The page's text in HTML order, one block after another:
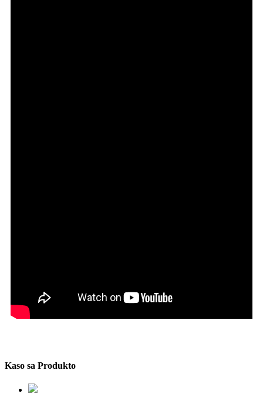
Kaso sa Produkto